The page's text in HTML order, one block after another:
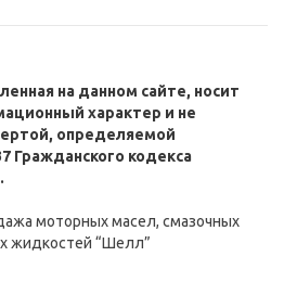
на данном сайте, носит
характер и не
определяемой
Гражданского кодекса
моторных масел, смазочных
жидкостей “Шелл”